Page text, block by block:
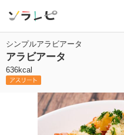
シンプルアラビアータ
アラビアータ
636kcal